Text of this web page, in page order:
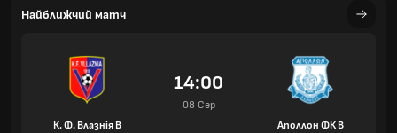
Найближчий матч
К. Ф. Влазнія В
14:00
08 Сер
Аполлон ФК В